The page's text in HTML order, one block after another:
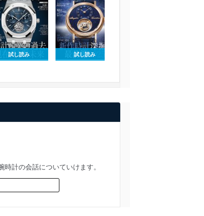
試し読み 試し読み
計の会話についていけます。